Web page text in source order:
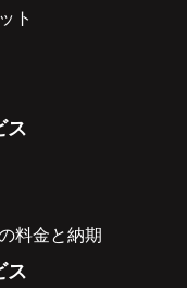
ト
ス
料金と納期
ス